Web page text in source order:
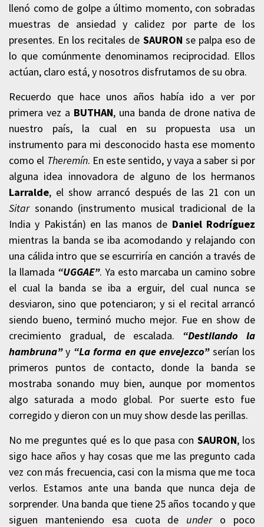
llenó como de golpe a último momento, con sobradas
muestras de ansiedad y calidez por parte de los
presentes. En los recitales de SAURON se palpa eso de
lo que comúnmente denominamos reciprocidad. Ellos
actúan, claro está, y nosotros disfrutamos de su obra.
Recuerdo que hace unos años había ido a ver por
primera vez a BUTHAN, una banda de drone nativa de
nuestro país, la cual en su propuesta usa un
instrumento para mi desconocido hasta ese momento
como el Theremín. En este sentido, y vaya a saber si por
alguna idea innovadora de alguno de los hermanos
Larralde, el show arrancó después de las 21 con un
Sitarsonando (instrumento musical tradicional de la
India y Pakistán) en las manos de Daniel Rodríguez
mientras la banda se iba acomodando y relajando con
una cálida intro que se escurriría en canción a través de
la llamada “UGGAE”. Ya esto marcaba un camino sobre
el cual la banda se iba a erguir, del cual nunca se
desviaron, sino que potenciaron; y si el recital arrancó
siendo bueno, terminó mucho mejor. Fue en show de
crecimiento gradual, de escalada. “Destilando la
hambruna”y “La forma en que envejezco”serían los
primeros puntos de contacto, donde la banda se
mostraba sonando muy bien, aunque por momentos
algo saturada a modo global. Por suerte esto fue
corregido y dieron con un muy show desde las perillas.
No me preguntes qué es lo que pasa con SAURON, los
sigo hace años y hay cosas que me las pregunto cada
vez con más frecuencia, casi con la misma que me toca
verlos. Estamos ante una banda que nunca deja de
sorprender. Una banda que tiene 25 años tocando y que
siguen manteniendo esa cuota de undero poco